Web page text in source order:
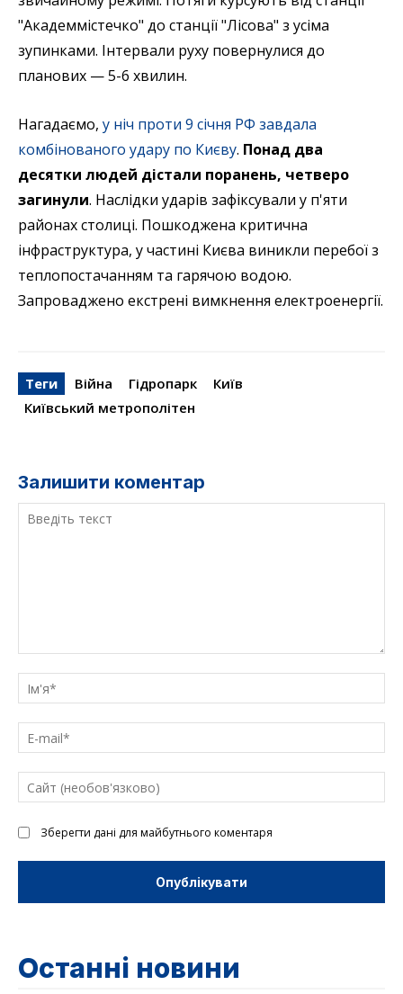
"Академмістечко" до станції "Лісова" з усіма
зупинками. Інтервали руху повернулися до
планових — 5-6 хвилин.
Нагадаємо, у ніч проти 9 січня РФ завдала
комбінованого удару по Києву. Понад два
десятки людей дістали поранень, четверо
загинули. Наслідки ударів зафіксували у п'яти
районах столиці. Пошкоджена критична
інфраструктура, у частині Києва виникли перебої з
теплопостачанням та гарячою водою.
Запроваджено екстрені вимкнення електроенергії.
Теги Війна Гідропарк
Київ
Київський метрополітен
Залишити коментар
текст
Зберегти дані для майбутнього коментаря
Останні новини